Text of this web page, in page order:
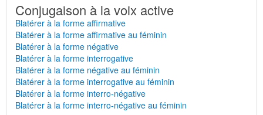
Conjugaison à la voix active
Blatérer à la forme affirmative
Blatérer à la forme affirmative au féminin
Blatérer à la forme négative
Blatérer à la forme interrogative
Blatérer à la forme négative au féminin
Blatérer à la forme interrogative au féminin
Blatérer à la forme interro-négative
Blatérer à la forme interro-négative au féminin